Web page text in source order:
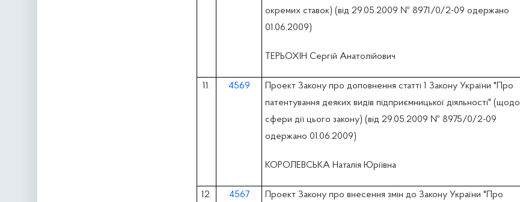
окремих ставок) (вiд 29.05.2009 № 8971/0/2-09 одержано
01.06.2009)
ТЕРЬОХІН Сергій Анатолійович
11. 4569
Проект Закону про доповнення статті 1 Закону України "Про
патентування деяких видів підприємницької діяльності" (щодо
сфери дії цього закону) (вiд 29.05.2009 № 8975/0/2-09
одержано 01.06.2009)
КОРОЛЕВСЬКА Наталія Юріївна
12. 4567
Проект Закону про внесення змін до Закону України "Про